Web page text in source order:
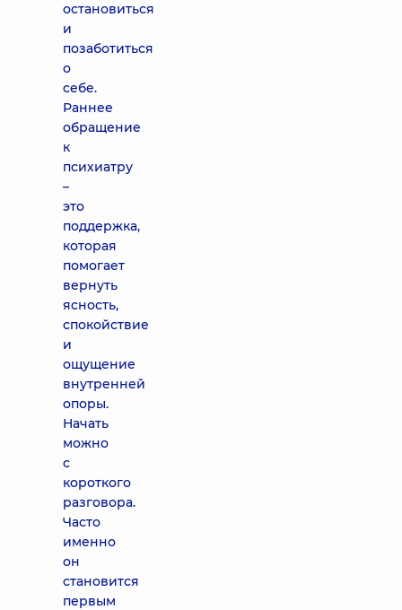
остановиться
и
позаботиться
о
себе.
Раннее
обращение
к
психиатру
–
это
поддержка,
которая
помогает
вернуть
ясность,
спокойствие
и
ощущение
внутренней
опоры.
Начать
можно
с
короткого
разговора.
Часто
именно
он
становится
первым